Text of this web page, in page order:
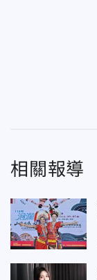
相關報導